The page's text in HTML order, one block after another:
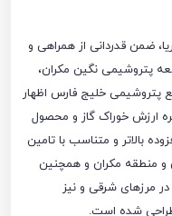
ضمن قدردانی از همراهی و
پتروشیمی نگین مکران،
پتروشیمی خلیج فارس اظهار
ارزش خوراک گاز و محصول
بالاتر و متناسب با تامین
و منطقه مکران و همچنین
مرزهای شرقی و نیز